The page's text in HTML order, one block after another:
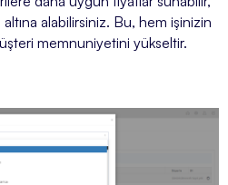
alabilirsiniz. Bu, hem işinizin
memnuniyetini yükseltir.